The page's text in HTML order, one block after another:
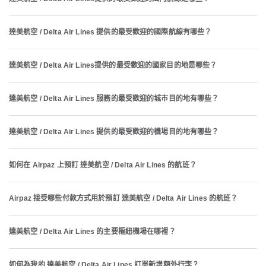
達美航空 / Delta Air Lines 提供的最受歡迎的國際航線有哪些？
達美航空 / Delta Air Lines提供的最受歡迎的國家目的地是哪些？
達美航空 / Delta Air Lines 服務的最受歡迎的城市目的地有哪些？
達美航空 / Delta Air Lines 提供的最受歡迎的機場目的地有哪些？
如何在 Airpaz 上預訂 達美航空 / Delta Air Lines 的航班？
Airpaz 接受哪些付款方式用於預訂 達美航空 / Delta Air Lines 的航班？
達美航空 / Delta Air Lines 的主要樞紐機場在哪裡？